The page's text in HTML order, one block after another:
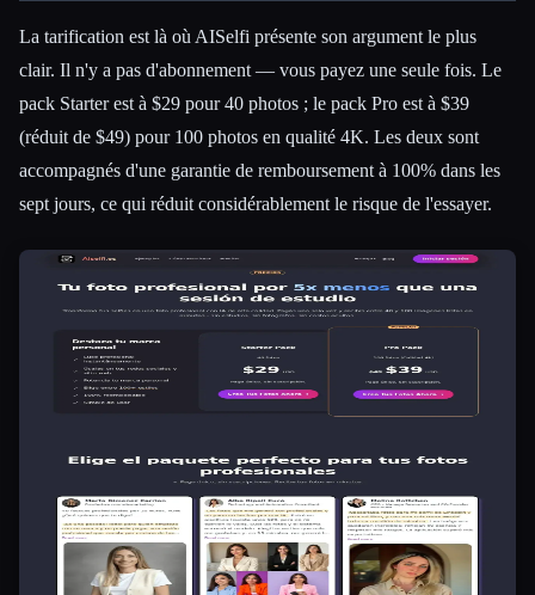
La tarification est là où AISelfi présente son argument le plus
clair. Il n'y a pas d'abonnement — vous payez une seule fois. Le
pack Starter est à $29 pour 40 photos ; le pack Pro est à $39
(réduit de $49) pour 100 photos en qualité 4K. Les deux sont
accompagnés d'une garantie de remboursement à 100% dans les
sept jours, ce qui réduit considérablement le risque de l'essayer.